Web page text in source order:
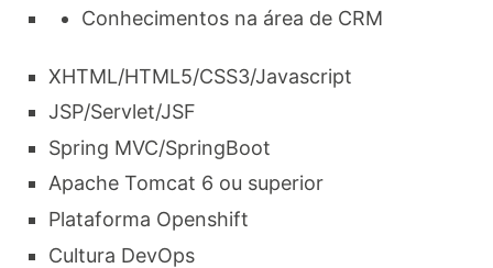
Conhecimentos na área de CRM​
XHTML/HTML5/CSS3/Javascript​
JSP/Servlet/JSF​
Spring MVC/SpringBoot​
Apache Tomcat 6 ou superior​
Plataforma Openshift​
Cultura DevOps​